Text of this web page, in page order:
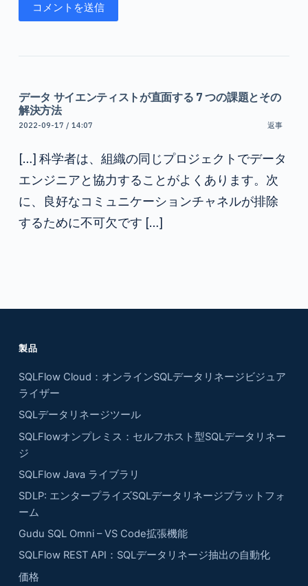
コメントを送信
データ サイエンティストが直面する 7 つの課題とその
解決方法
2022-09-17 / 14:07 返事
[…] 科学者は、組織の同じプロジェクトでデータ
エンジニアと協力することがよくあります。次
に、良好なコミュニケーションチャネルが排除
するために不可欠です […]
製品
SQLFlow Cloud：オンラインSQLデータリネージビジュア
ライザー
SQLデータリネージツール
SQLFlowオンプレミス：セルフホスト型SQLデータリネー
ジ
SQLFlow Java ライブラリ
SDLP: エンタープライズSQLデータリネージプラットフォ
ーム
Gudu SQL Omni – VS Code拡張機能
SQLFlow REST API：SQLデータリネージ抽出の自動化
価格